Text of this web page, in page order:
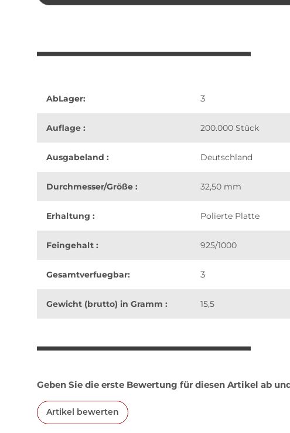
AbLager: 3
Auflage : 200.000 Stück
Ausgabeland : Deutschland
Durchmesser/Größe : 32,50 mm
Erhaltung : Polierte Platte
Feingehalt : 925/1000
Gesamtverfuegbar: 3
Gewicht (brutto) in Gramm : 15,5
Geben Sie die erste Bewertung für diesen Artikel ab
Artikel bewerten